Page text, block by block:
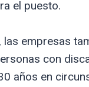
el puesto.
las empresas
con
años en